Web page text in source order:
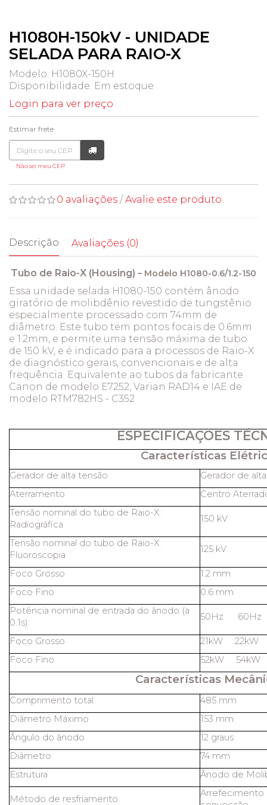
H1080H-150kV - UNIDADE
SELADA PARA RAIO-X
Modelo: H1080X-150H
Disponibilidade: Em estoque
Login para ver preço
Estimar frete
Não sei meu CEP
0 avaliações / Avalie este produto
Descrição Avaliações (0)
Tubo de Raio-X (Housing) – Modelo H1080-0.6/1.2-150
Essa unidade selada H1080-150 contém ânodo
giratório de molibdênio revestido de tungstênio
especialmente processado com 74mm de
diâmetro. Este tubo tem pontos focais de 0.6mm
e 1.2mm, e permite uma tensão máxima de tubo
de 150 kV, e é indicado para a processos de Raio-X
de diagnóstico gerais, convencionais e de alta
frequência. Equivalente ao tubos da fabricante
Canon de modelo E7252, Varian RAD14 e IAE de
modelo RTM782HS - C352
ESPECIFICAÇÕES
Características
Gerador de alta tensão
Gerador de
Aterramento
Centro
Tensão nominal do tubo de Raio-X:
Radiográfica
150 kV
Tensão nominal do tubo de Raio-X:
Fluoroscopia
125 kV
Foco Grosso
1.2 mm
Foco Fino
0.6 mm
Potência nominal de entrada do ânodo (a
0.1s):
50Hz
Foco Grosso
21kW
Foco Fino
52kW
Características
Comprimento total
485 mm
Diâmetro Máximo
153 mm
Ângulo do ânodo
12 graus
Diâmetro
74 mm
Estrutura
Ânodo de
Método de resfriamento
Arrefecimento